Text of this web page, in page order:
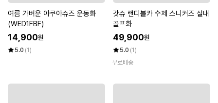
여름 가벼운 아쿠아슈즈 운동화
(WED1FBF)
14,900원
5.0 (1)
갓슈 랜디블카 수제 스니커즈 실내
골프화
49,900원
5.0 (1)
무료배송